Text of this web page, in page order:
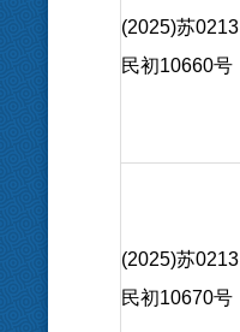
(2025)苏0213
民初10660号
(2025)苏0213
民初10670号